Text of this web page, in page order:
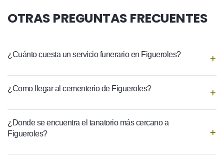
OTRAS PREGUNTAS FRECUENTES
¿Cuánto cuesta un servicio funerario en Figueroles?
¿Como llegar al cementerio de Figueroles?
¿Donde se encuentra el tanatorio más cercano a
Figueroles?